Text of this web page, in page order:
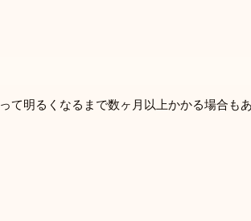
明るくなるまで数ヶ月以上かかる場合もあ